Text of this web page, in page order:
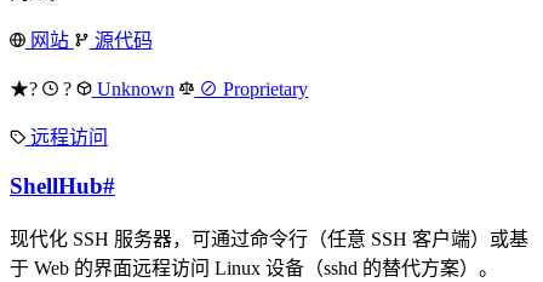
网站 源代码
★? ? Unknown ⊘ Proprietary
远程访问
ShellHub#
现代化 SSH 服务器，可通过命令行（任意 SSH 客户端）或基
于 Web 的界面远程访问 Linux 设备（sshd 的替代方案）。